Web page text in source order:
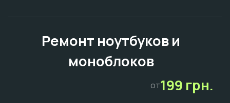
Ремонт ноутбуков и
моноблоков
от199 грн.